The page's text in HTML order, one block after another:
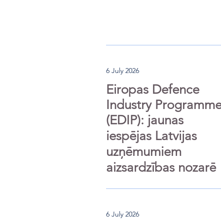
6 July 2026
Eiropas Defence
Industry
(EDIP): jaunas
iespējas Latvijas
uzņēmumiem
aizsardzības nozarē
6 July 2026